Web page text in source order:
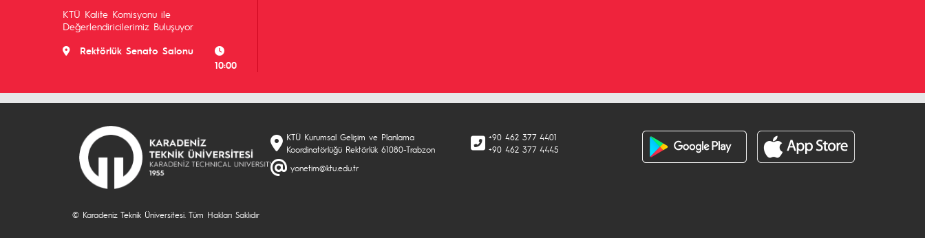
KTÜ Kalite Komisyonu ile
Değerlendiricilerimiz Buluşuyor
Rektörlük Senato Salonu
10:00
KTÜ Kurumsal Gelişim ve Planlama
Koordinatörlüğü Rektörlük 61080-Trabzon
yonetim@ktu.edu.tr
+90 462 377 4401
+90 462 377 4445
© Karadeniz Teknik Üniversitesi. Tüm Hakları Saklıdır